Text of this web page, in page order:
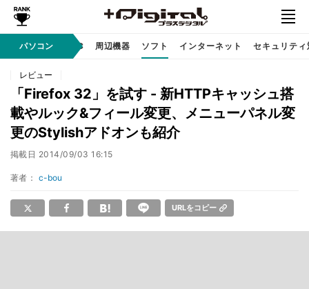
パソコン
クノロジ AI PC 周辺機器 ソフト インターネット セキュリティ
レビュー
「Firefox 32」を試す - 新HTTPキャッシュ搭
載やルック&フィール変更、メニューパネル変
更のStylishアドオンも紹介
掲載日 2014/09/03 16:15
著者： c-bou
URLをコピー